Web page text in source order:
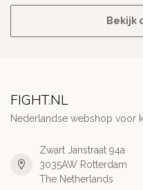
Bekijk
FIGHT.NL
Nederlandse webshop voor
Zwart Janstraat 94a
3035AW Rotterdam
The Netherlands